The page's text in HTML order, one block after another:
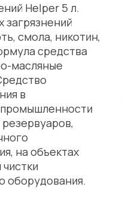
Helper 5 л.
смола, никотин,
средства
масляные
в
на объектах
оборудования.